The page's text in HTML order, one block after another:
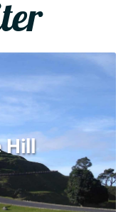
Hill
volcanique,
la plus
mémorial en
Vous pourrez
degrés sur la ville